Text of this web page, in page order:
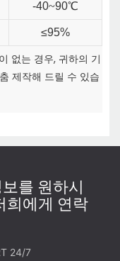
-40~90℃
≤95%
없는 경우, 귀하의 기
제작해 드릴 수 있습
를 원하시
희에게 연락
24/7